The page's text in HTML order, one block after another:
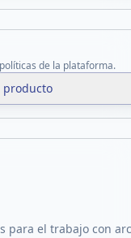
de la plataforma.
producto
para el trabajo con